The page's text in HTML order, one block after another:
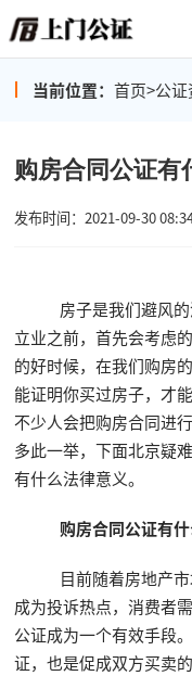
当前位置： 首页>公证
购房合同公证有
发布时间：2021-09-30
房子是我们避风的
立业之前，首先会考虑
的好时候，在我们购房
能证明你买过房子，才
不少人会把购房合同进
多此一举，下面北京疑
有什么法律意义。
购房合同公证有什
目前随着房地产市
成为投诉热点，消费者
公证成为一个有效手段
证，也是促成双方买卖